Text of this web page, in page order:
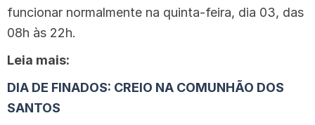
funcionar normalmente na quinta-feira, dia 03, das
08h às 22h.
Leia mais:
DIA DE FINADOS: CREIO NA COMUNHÃO DOS
SANTOS